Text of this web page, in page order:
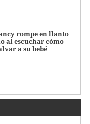
rompe en llanto
al escuchar cómo
a su bebé